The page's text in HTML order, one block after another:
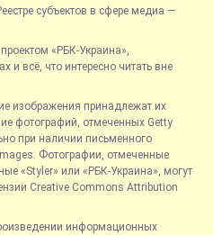
субъектов в сфере медиа —
«РБК-Украина»,
всё, что интересно читать вне
изображения принадлежат их
фотографий, отмеченных Getty
при наличии письменного
Фотографии, отмеченные
«Styler» или «РБК-Украина», могут
Creative Commons Attribution
информационных